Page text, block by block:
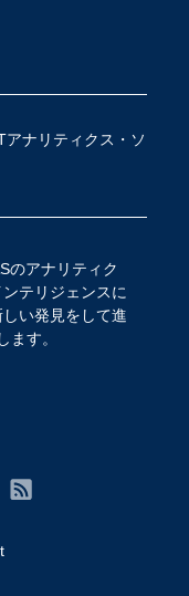
ナリティクス・ソ
のアナリティク
テリジェンスに
い発見をして進
ます。
ィング
ーション